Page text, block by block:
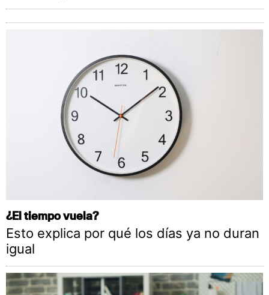
¿El tiempo vuela?
Esto explica por qué los días ya no duran
igual